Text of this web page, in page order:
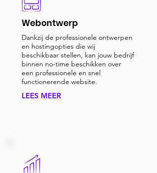
Webontwerp
Dankzij de professionele ontwerpen
en hostingopties die wij
beschikbaar stellen, kan jouw bedrijf
binnen no-time beschikken over
een professionele en snel
functionerende website.
LEES MEER